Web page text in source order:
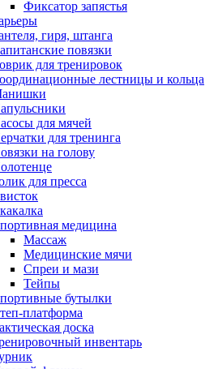
Фиксатор запястья
гиря, штанга
повязки
для тренировок
лестницы и кольца
для мячей
для тренинга
на голову
для пресса
медицина
Массаж
Медицинские мячи
Спреи и мази
Тейпы
бутылки
платформа
доска
инвентарь